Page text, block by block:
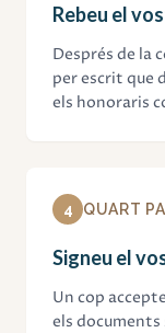
Rebeu el
Després de la
per escrit que
els honoraris
4 QUART
Signeu el
Un cop
els